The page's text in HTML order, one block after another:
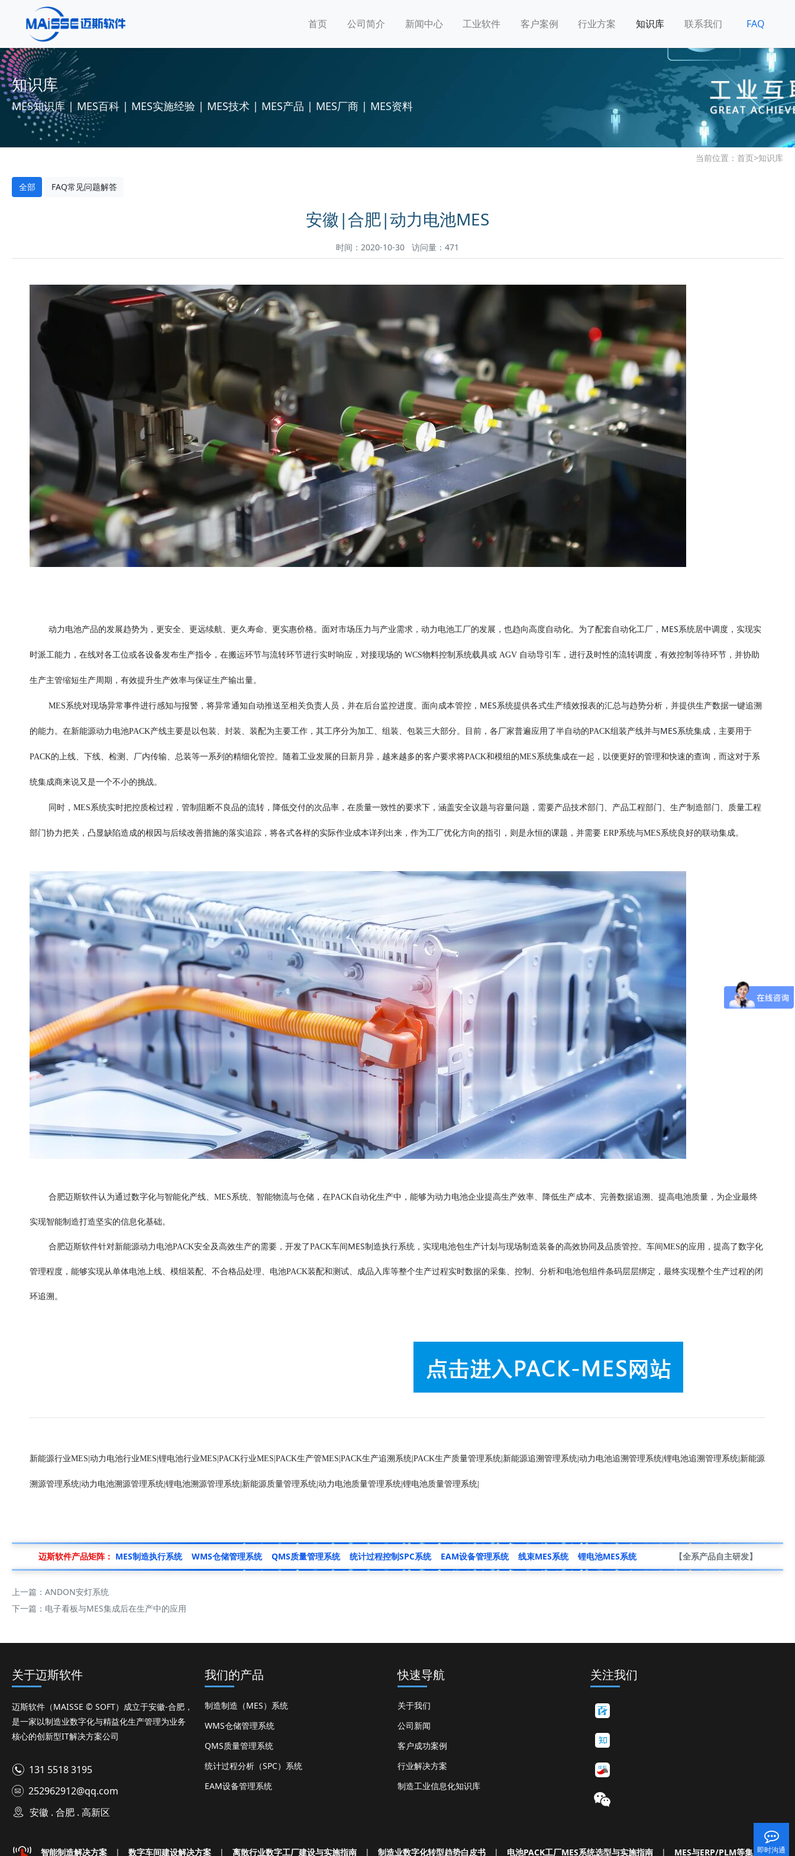
首页 公司简介 新闻中心 工业软件 客户案例 行业方案 知识库 联系我们 FAQ
知识库
MES知识库 | MES百科 | MES实施经验 | MES技术 | MES产品 | MES厂商 | MES资料
当前位置： 首页>知识库
全部 FAQ常见问题解答
安徽|合肥|动力电池MES
时间：2020-10-30 访问量：471
动力电池产品的发展趋势为，更安全、更远续航、更久寿命、更实惠价格。面对市场压力与产业需求，动力电池工厂的发展，也趋向高度自动化。为了配套自动化工厂， MES系统居中调度，实现实
时派工能力，在线对各工位或各设备发布生产指令，在搬运环节与流转环节进行实时响应，对接现场的 WCS物料控制系统载具或 AGV 自动导引车，进行及时性的流转调度，有效控制等待环节，并协助
生产主管缩短生产周期，有效提升生产效率与保证生产输出量。
MES系统对现场异常事件进行感知与报警，将异常通知自动推送至相关负责人员，并在后台监控进度。面向成本管控， MES系统提供各式生产绩效报表的汇总与趋势分析，并提供生产数据一键追溯
的能力。在新能源动力电池PACK产线主要是以包装、封装、装配为主要工作，其工序分为加工、组装、包装三大部分。目前，各厂家普遍应用了半自动的PACK组装产线并与MES系统集成，主要用于
PACK的上线、下线、检测、厂内传输、总装等一系列的精细化管控。随着工业发展的日新月异，越来越多的客户要求将PACK和模组的MES系统集成在一起，以便更好的管理和快速的查询，而这对于系
统集成商来说又是一个不小的挑战。
同时， MES系统实时把控质检过程，管制阻断不良品的流转，降低交付的次品率，在质量一致性的要求下，涵盖安全议题与容量问题，需要产品技术部门、产品工程部门、生产制造部门、质量工程
部门协力把关，凸显缺陷造成的根因与后续改善措施的落实追踪，将各式各样的实际作业成本详列出来，作为工厂优化方向的指引，则是永恒的课题，并需要 ERP系统与MES系统良好的联动集成。
合肥迈斯软件认为通过数字化与智能化产线、MES系统、智能物流与仓储，在PACK自动化生产中，能够为动力电池企业提高生产效率、降低生产成本、完善数据追溯、提高电池质量，为企业最终
实现智能制造打造坚实的信息化基础。
合肥迈斯软件针对新能源动力电池PACK安全及高效生产的需要，开发了PACK车间MES制造执行系统 ，实现电池包生产计划与现场制造装备的高效协同及品质管控。车间MES的应用，提高了数字化
管理程度，能够实现从单体电池上线、模组装配、不合格品处理、电池PACK装配和测试、成品入库等整个生产过程实时数据的采集、控制、分析和电池包组件条码层层绑定，最终实现整个生产过程的闭
环追溯。
新能源行业MES|动力电池行业MES|锂电池行业MES|PACK行业MES|PACK生产管MES|PACK生产追溯系统|PACK生产质量管理系统|新能源追溯管理系统|动力电池追溯管理系统|锂电池追溯管理系统|新能源
溯源管理系统|动力电池溯源管理系统|锂电池溯源管理系统|新能源质量管理系统|动力电池质量管理系统|锂电池质量管理系统|
迈斯软件产品矩阵： MES制造执行系统 WMS仓储管理系统 QMS质量管理系统 统计过程控制SPC系统 EAM设备管理系统 线束MES系统 锂电池MES系统 【全系产品自主研发】
上一篇： ANDON安灯系统
下一篇： 电子看板与MES集成后在生产中的应用
关于迈斯软件
迈斯软件（MAISSE © SOFT）成立于安徽-合肥，
是一家以制造业数字化与精益化生产管理为业务
核心的创新型IT解决方案公司
131 5518 3195
252962912@qq.com
安徽 . 合肥 . 高新区
我们的产品
制造制造（MES）系统
WMS仓储管理系统
QMS质量管理系统
统计过程分析（SPC）系统
EAM设备管理系统
快速导航
关于我们
公司新闻
客户成功案例
行业解决方案
制造工业信息化知识库
关注我们
智能制造解决方案 | 数字车间建设解决方案 | 离散行业数字工厂建设与实施指南 | 制造业数字化转型趋势白皮书 | 电池PACK工厂MES系统选型与实施指南 | MES与ERP/PLM等集成白皮
即时沟通